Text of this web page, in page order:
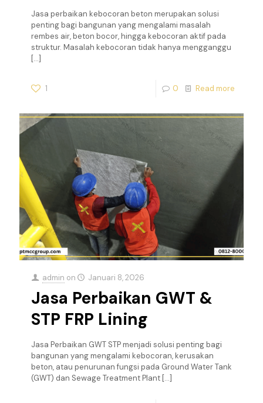
Jasa perbaikan kebocoran beton merupakan solusi
penting bagi bangunan yang mengalami masalah
rembes air, beton bocor, hingga kebocoran aktif pada
struktur. Masalah kebocoran tidak hanya mengganggu
[…]
1 0 Read more
admin on Januari 8, 2026
Jasa Perbaikan GWT &
STP FRP Lining
Jasa Perbaikan GWT STP menjadi solusi penting bagi
bangunan yang mengalami kebocoran, kerusakan
beton, atau penurunan fungsi pada Ground Water Tank
(GWT) dan Sewage Treatment Plant […]